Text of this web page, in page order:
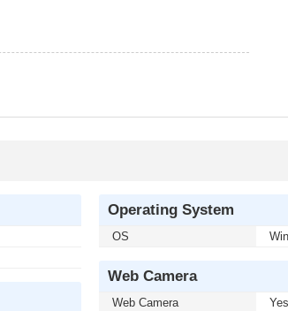
Operating System
OS
Web Camera
Web Camera Yes